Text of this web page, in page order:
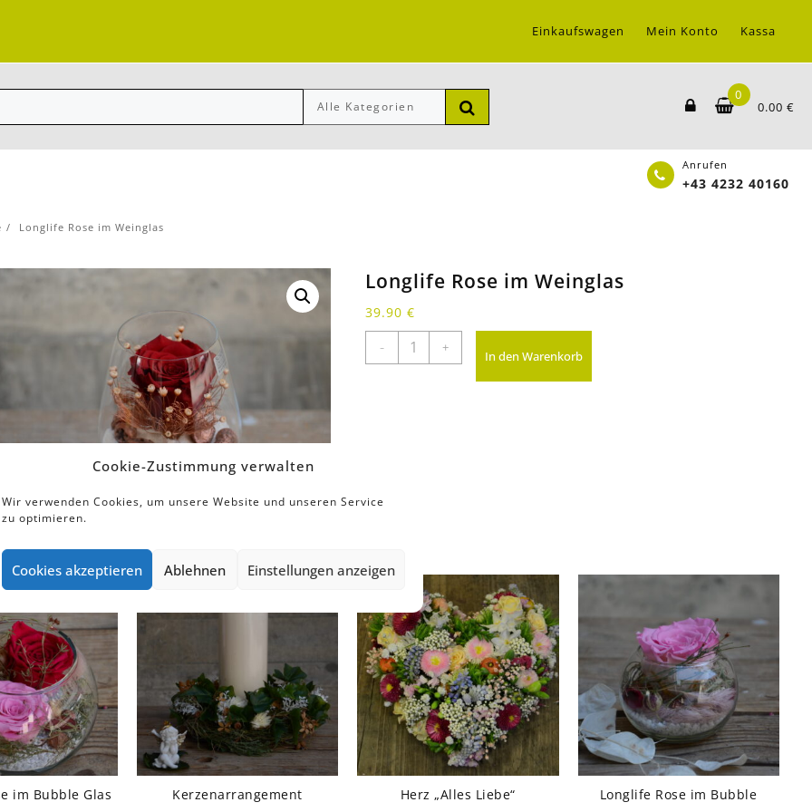
Cookie-Zustimmung verwalten
Wir verwenden Cookies, um unsere Website und unseren Service
zu optimieren.
Cookies akzeptieren Ablehnen Einstellungen anzeigen
Einkaufswagen Mein Konto Kassa
0
0.00 €
Anrufen
+43 4232 40160
Longlife Rose im Weinglas
Longlife Rose im Weinglas
39.90 €
-
Longlife +
In den Warenkorb
im Bubble Glas Kerzenarrangement Herz „Alles Liebe“ Longlife Rose im Bubble